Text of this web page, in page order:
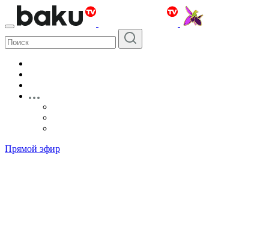
Прямой эфир